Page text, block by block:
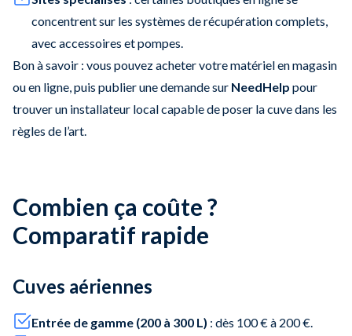
concentrent sur les systèmes de récupération complets,
avec accessoires et pompes.
Bon à savoir : vous pouvez acheter votre matériel en magasin
ou en ligne, puis publier une demande sur NeedHelp pour
trouver un installateur local capable de poser la cuve dans les
règles de l’art.
Combien ça coûte ?
Comparatif rapide
Cuves aériennes
Entrée de gamme (200 à 300 L) : dès 100 € à 200 €.